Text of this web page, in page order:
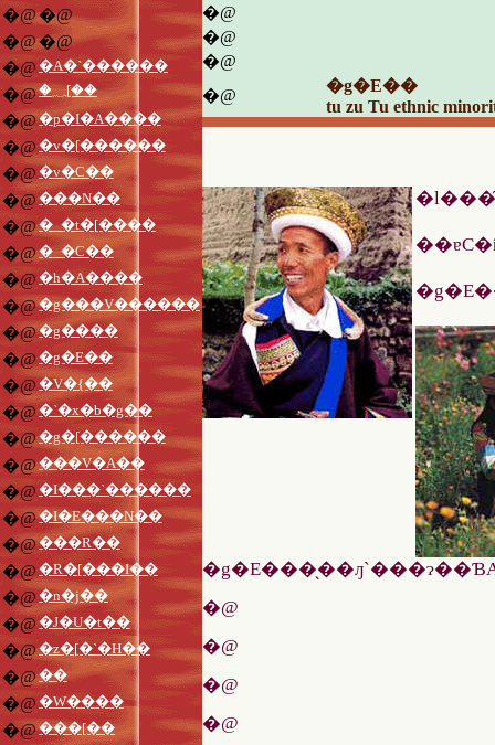
�@�@
�@�@
�@ �A�`������
�@ �؁[��
�@�p�I�A����
�@ �v�[������
�@ �v�C��
�@ ���N��
�@�_�t�[����
�@�_�C��
�@ �h�A����
�@�g���V������
�@�g����
�@ �g�E��
�@ �V�{��
�@ �`�x�b�g��
�@�g�[������
�@���V�A��
�@ �I���`������
�@�I�E���N��
�@���R��
�@ �R�[���I��
�@ �n�j��
�@ �J�U�t��
�@�z�[�`�H��
�@��
�@ �W����
�@���[��
�@
�@
�@
�@
�g�E��
tu zu Tu ethnic
�@
�@
�@
�@